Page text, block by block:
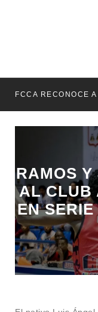
RAMOS Y
AL CLUB
EN